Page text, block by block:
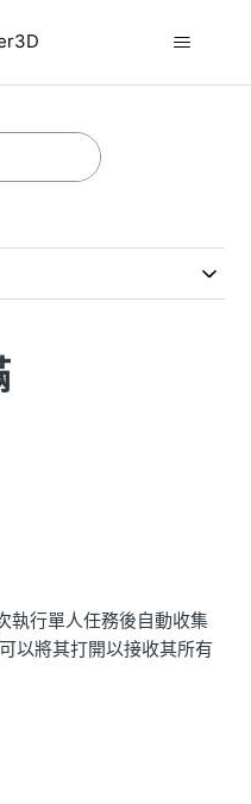
執行單人任務後自動收集
以將其打開以接收其所有